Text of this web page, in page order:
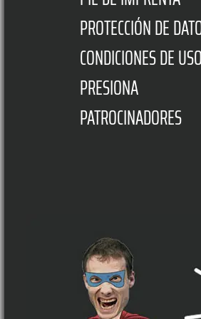
PROTECCIÓN DE
CONDICIONES DE
PRESIONA
PATROCINADORES